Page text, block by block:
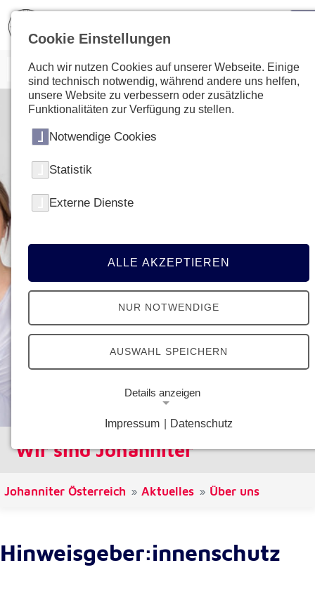
Wir sind Johanniter
Johanniter Österreich Aktuelles Über uns
Hinweisgeber:innen­schutz
Cookie Einstellungen
Auch wir nutzen Cookies auf unserer Webseite. Einige
sind technisch notwendig, während andere uns helfen,
unsere Website zu verbessern oder zusätzliche
Funktionalitäten zur Verfügung zu stellen.
Notwendige Cookies
Statistik
Externe Dienste
ALLE AKZEPTIEREN
NUR NOTWENDIGE
AUSWAHL SPEICHERN
Details anzeigen
Notwendige Cookies ermöglichen grundlegende
Name:
gaOptout
Impressum Datenschutz